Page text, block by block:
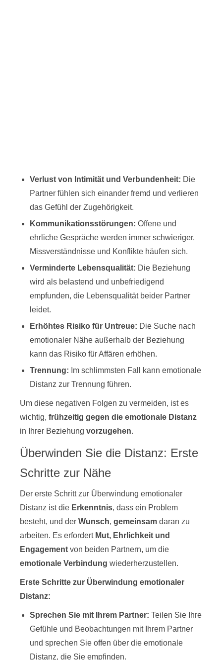
Verlust von Intimität und Verbundenheit: Die
Partner fühlen sich einander fremd und verlieren
das Gefühl der Zugehörigkeit.
Kommunikationsstörungen: Offene und
ehrliche Gespräche werden immer schwieriger,
Missverständnisse und Konflikte häufen sich.
Verminderte Lebensqualität: Die Beziehung
wird als belastend und unbefriedigend
empfunden, die Lebensqualität beider Partner
leidet.
Erhöhtes Risiko für Untreue: Die Suche nach
emotionaler Nähe außerhalb der Beziehung
kann das Risiko für Affären erhöhen.
Trennung: Im schlimmsten Fall kann emotionale
Distanz zur Trennung führen.
Um diese negativen Folgen zu vermeiden, ist es
wichtig, frühzeitig gegen die emotionale Distanz
in Ihrer Beziehung vorzugehen.
Überwinden Sie die Distanz: Erste
Schritte zur Nähe
Der erste Schritt zur Überwindung emotionaler
Distanz ist die Erkenntnis, dass ein Problem
besteht, und der Wunsch, gemeinsam daran zu
arbeiten. Es erfordert Mut, Ehrlichkeit und
Engagement von beiden Partnern, um die
emotionale Verbindung wiederherzustellen.
Erste Schritte zur Überwindung emotionaler
Distanz:
Sprechen Sie mit Ihrem Partner: Teilen Sie Ihre
Gefühle und Beobachtungen mit Ihrem Partner
und sprechen Sie offen über die emotionale
Distanz, die Sie empfinden.